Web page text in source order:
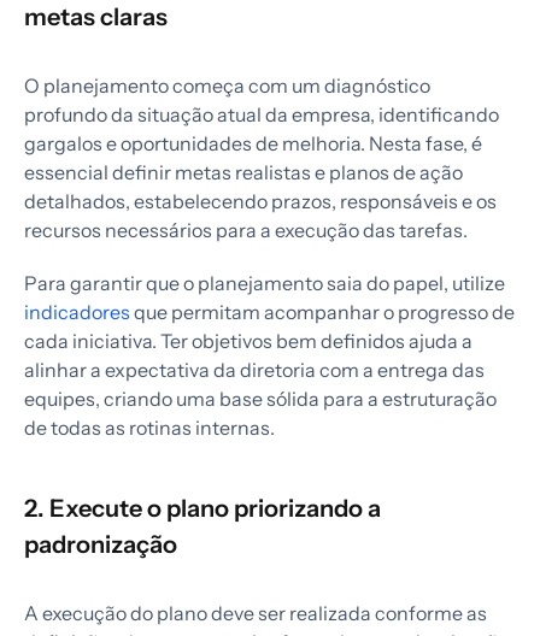
metas claras
O planejamento começa com um diagnóstico
profundo da situação atual da empresa, identificando
gargalos e oportunidades de melhoria. Nesta fase, é
essencial definir metas realistas e planos de ação
detalhados, estabelecendo prazos, responsáveis e os
recursos necessários para a execução das tarefas.
Para garantir que o planejamento saia do papel, utilize
indicadores que permitam acompanhar o progresso de
cada iniciativa. Ter objetivos bem definidos ajuda a
alinhar a expectativa da diretoria com a entrega das
equipes, criando uma base sólida para a estruturação
de todas as rotinas internas.
2. Execute o plano priorizando a
padronização
A execução do plano deve ser realizada conforme as